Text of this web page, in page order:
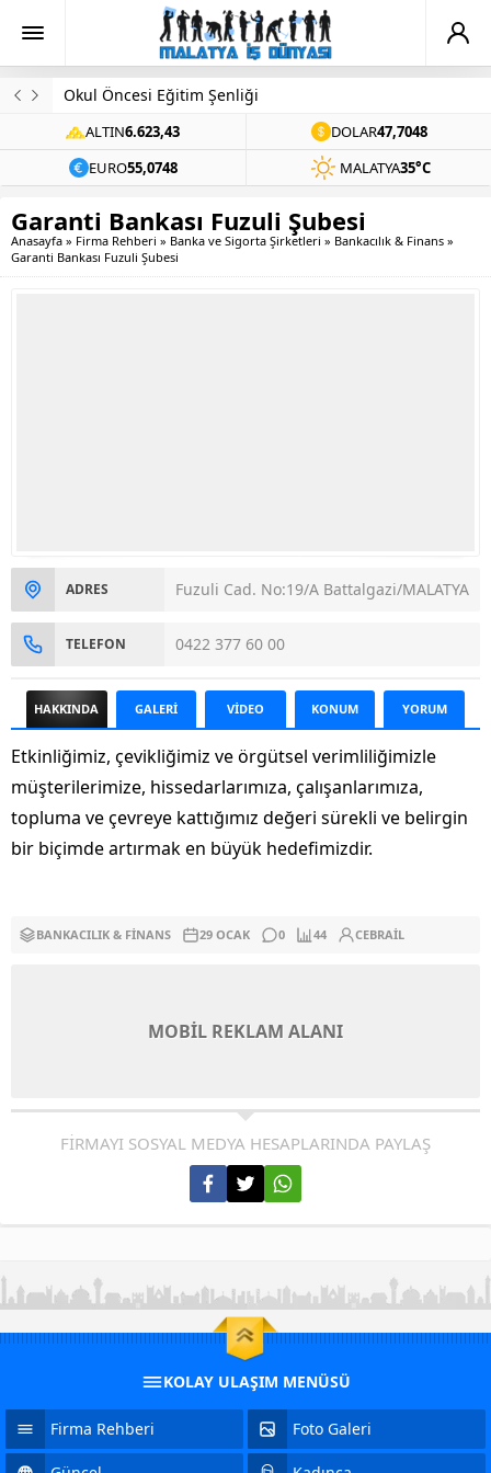
Okul Öncesi Eğitim Şenliği
ALTIN6.623,43 DOLAR47,7048
EURO55,0748 MALATYA35°C
Garanti Bankası Fuzuli Şubesi
Anasayfa » Firma Rehberi » Banka ve Sigorta Şirketleri » Bankacılık & Finans »
Garanti Bankası Fuzuli Şubesi
ADRES Fuzuli Cad. No:19/A Battalgazi/MALATYA
TELEFON 0422 377 60 00
HAKKINDA GALERİ VİDEO KONUM YORUM
Etkinliğimiz, çevikliğimiz ve örgütsel verimliliğimizle
müşterilerimize, hissedarlarımıza, çalışanlarımıza,
topluma ve çevreye kattığımız değeri sürekli ve belirgin
bir biçimde artırmak en büyük hedefimizdir.
BANKACILIK & FINANS 29 OCAK 0 44 CEBRAIL
MOBİL REKLAM ALANI
FİRMAYI SOSYAL MEDYA HESAPLARINDA PAYLAŞ
KOLAY ULAŞIM MENÜSÜ
Firma Rehberi Foto Galeri